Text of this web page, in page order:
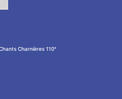
Charnières 110°